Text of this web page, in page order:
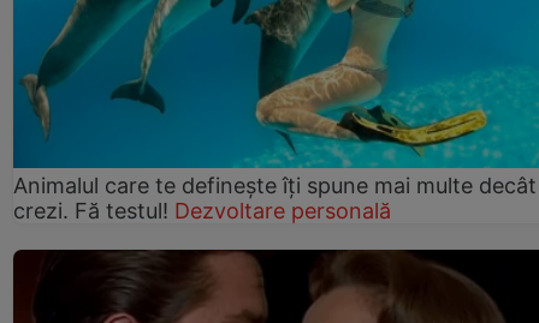
Animalul care te definește îți spune mai multe decât
crezi. Fă testul! Dezvoltare personală